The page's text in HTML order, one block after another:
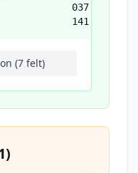
037
141
(7 felt)